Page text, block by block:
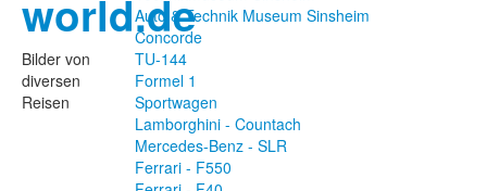
world.de
Bilder von
diversen
Reisen
Auto & Technik Museum Sinsheim
Concorde
TU-144
Formel 1
Sportwagen
Lamborghini - Countach
Mercedes-Benz - SLR
Ferrari - F550